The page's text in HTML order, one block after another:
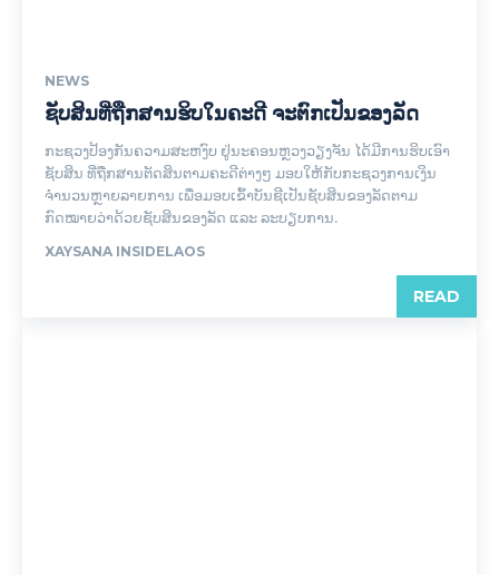
NEWS
ຊັບສິນທີ່ຖືກສານຮິບໃນຄະດີ ຈະຕົກເປັນຂອງລັດ
ກະຊວງປ້ອງກັນຄວາມສະຫງົບ ຢູ່ນະຄອນຫຼວງວຽງຈັນ ໄດ້ມີການຮິບເອົາ
ຊັບສິນ ທີ່ຖືກສານຕັດສິນຕາມຄະດີຕ່າງໆ ມອບໃຫ້ກັບກະຊວງການເງິນ
ຈຳນວນຫຼາຍລາຍການ ເພື່ອມອບເຂົ້າບັນຊີເປັນຊັບສິນຂອງລັດຕາມ
ກົດໝາຍວ່າດ້ວຍຊັບສິນຂອງລັດ ແລະ ລະບຽບການ.
XAYSANA INSIDELAOS
READ